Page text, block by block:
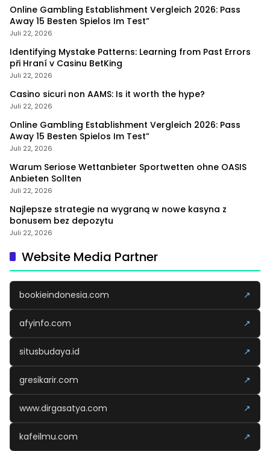
Online Gambling Establishment Vergleich 2026: Pass
Away 15 Besten Spielos Im Test”
Juli 22, 2026
Identifying Mystake Patterns: Learning from Past Errors
při Hraní v Casinu BetKing
Juli 22, 2026
Casino sicuri non AAMS: Is it worth the hype?
Juli 22, 2026
Online Gambling Establishment Vergleich 2026: Pass
Away 15 Besten Spielos Im Test”
Juli 22, 2026
Warum Seriose Wettanbieter Sportwetten ohne OASIS
Anbieten Sollten
Juli 22, 2026
Najlepsze strategie na wygraną w nowe kasyna z
bonusem bez depozytu
Juli 22, 2026
Website Media Partner
bookieindonesia.com ↗
afyinfo.com ↗
situsbudaya.id ↗
gresikarir.com ↗
www.dirgasatya.com ↗
kafeilmu.com ↗